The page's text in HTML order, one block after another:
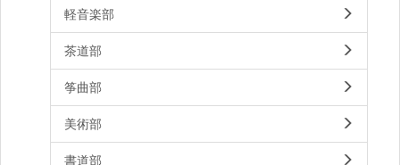
軽音楽部
茶道部
筝曲部
美術部
書道部